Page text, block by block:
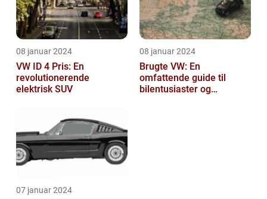
08 januar 2024
VW ID 4 Pris: En
revolutionerende
elektrisk SUV
08 januar 2024
Brugte VW: En
omfattende guide til
bilentusiaster og
07 januar 2024